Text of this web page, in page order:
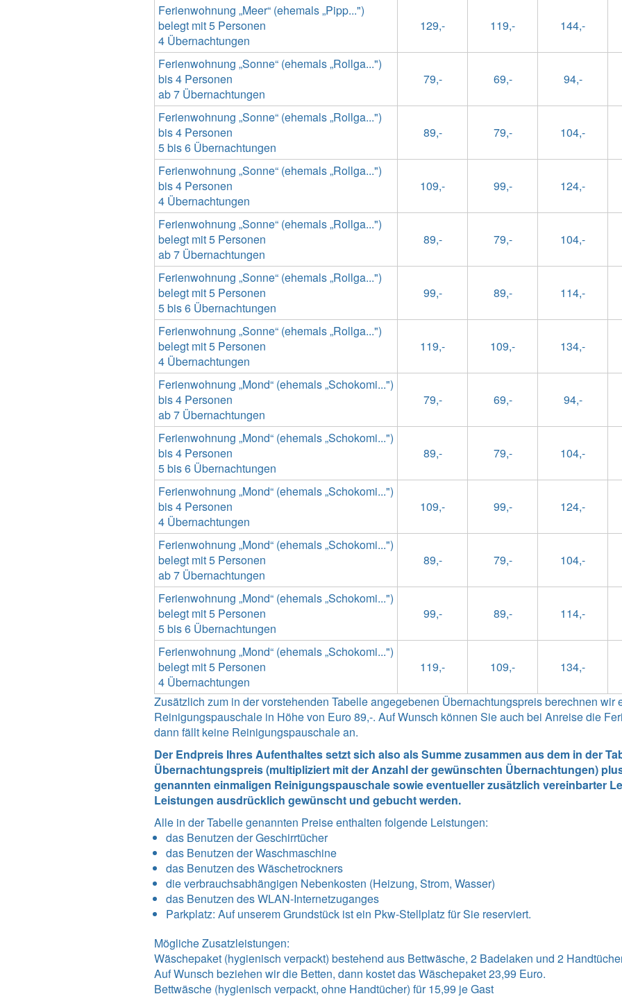
Ferienwohnung „Meer“ (ehemals „Pipp...")
belegt mit 5 Personen
4 Übernachtungen
Ferienwohnung „Sonne“ (ehemals „Rollga...")
bis 4 Personen
ab 7 Übernachtungen
Ferienwohnung „Sonne“ (ehemals „Rollga...")
bis 4 Personen
5 bis 6 Übernachtungen
Ferienwohnung „Sonne“ (ehemals „Rollga...")
bis 4 Personen
4 Übernachtungen
Ferienwohnung „Sonne“ (ehemals „Rollga...")
belegt mit 5 Personen
ab 7 Übernachtungen
Ferienwohnung „Sonne“ (ehemals „Rollga...")
belegt mit 5 Personen
5 bis 6 Übernachtungen
Ferienwohnung „Sonne“ (ehemals „Rollga...")
belegt mit 5 Personen
4 Übernachtungen
Ferienwohnung „Mond“ (ehemals „Schokomi...")
bis 4 Personen
ab 7 Übernachtungen
Ferienwohnung „Mond“ (ehemals „Schokomi...")
bis 4 Personen
5 bis 6 Übernachtungen
Ferienwohnung „Mond“ (ehemals „Schokomi...")
bis 4 Personen
4 Übernachtungen
Ferienwohnung „Mond“ (ehemals „Schokomi...")
belegt mit 5 Personen
ab 7 Übernachtungen
Ferienwohnung „Mond“ (ehemals „Schokomi...")
belegt mit 5 Personen
5 bis 6 Übernachtungen
Ferienwohnung „Mond“ (ehemals „Schokomi...")
belegt mit 5 Personen
4 Übernachtungen
129,- 119,- 144,-
79,- 69,- 94,-
89,- 79,- 104,-
109,- 99,- 124,-
89,- 79,- 104,-
99,- 89,- 114,-
119,- 109,- 134,-
79,- 69,- 94,-
89,- 79,- 104,-
109,- 99,- 124,-
89,- 79,- 104,-
99,- 89,- 114,-
119,- 109,- 134,-
Zusätzlich zum in der vorstehenden Tabelle angegebenen Übernachtungspreis berechnen wir
Reinigungspauschale in Höhe von Euro 89,-. Auf Wunsch können Sie auch bei Anreise die
dann fällt keine Reinigungspauschale an.
Der Endpreis Ihres Aufenthaltes setzt sich also als Summe zusammen aus dem in der
Übernachtungspreis (multipliziert mit der Anzahl der gewünschten Übernachtungen)
genannten einmaligen Reinigungspauschale sowie eventueller zusätzlich vereinbarter
Leistungen ausdrücklich gewünscht und gebucht werden.
Alle in der Tabelle genannten Preise enthalten folgende Leistungen:
das Benutzen der Geschirrtücher
das Benutzen der Waschmaschine
das Benutzen des Wäschetrockners
die verbrauchsabhängigen Nebenkosten (Heizung, Strom, Wasser)
das Benutzen des WLAN-Internetzuganges
Parkplatz: Auf unserem Grundstück ist ein Pkw-Stellplatz für Sie reserviert.
Mögliche Zusatzleistungen:
Wäschepaket (hygienisch verpackt) bestehend aus Bettwäsche, 2 Badelaken und 2
Auf Wunsch beziehen wir die Betten, dann kostet das Wäschepaket 23,99 Euro.
Bettwäsche (hygienisch verpackt, ohne Handtücher) für 15,99 je Gast